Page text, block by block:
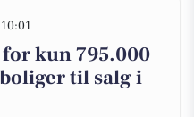
kun 795.000
til salg i